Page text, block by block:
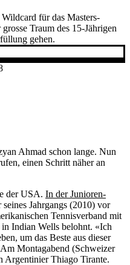
für das Masters-
Traum des 15-Jährigen
gehen.
Ahmad schon lange. Nun
einen Schritt näher an
der USA. In der Junioren-
Jahrgangs (2010) vor
Tennisverband mit
Indian Wells belohnt. «Ich
um das Beste aus dieser
Am Montagabend (Schweizer
Argentinier Thiago Tirante.